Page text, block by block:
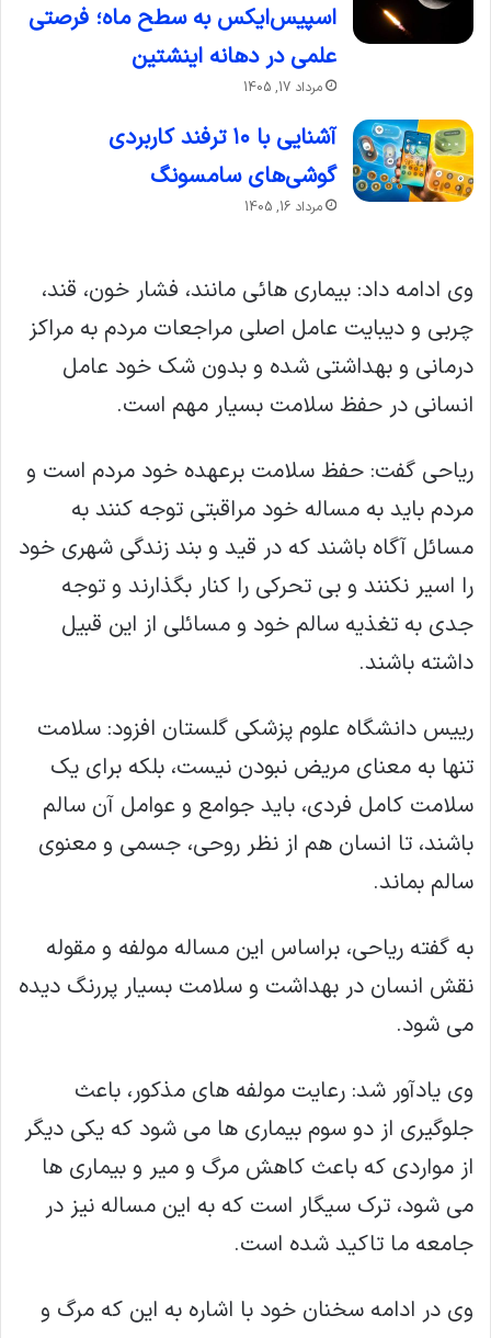
اسپیس‌ایکس به سطح ماه؛ فرصتی
علمی در دهانه اینشتین
مرداد 17, 1405
آشنایی با ۱۰ ترفند کاربردی
گوشی‌های سامسونگ
مرداد 16, 1405
وی ادامه داد: بیماری هائی مانند، فشار خون، قند،
چربی و دیبایت عامل اصلی مراجعات مردم به مراکز
درمانی و بهداشتی شده و بدون شک خود عامل
انسانی در حفظ سلامت بسیار مهم است.
ریاحی گفت: حفظ سلامت برعهده خود مردم است و
مردم باید به مساله خود مراقبتی توجه کنند به
مسائل آگاه باشند که در قید و بند زندگی شهری خود
را اسیر نکنند و بی تحرکی را کنار بگذارند و توجه
جدی به تغذیه سالم خود و مسائلی از این قبیل
داشته باشند.
رییس دانشگاه علوم پزشکی گلستان افزود: سلامت
تنها به معنای مریض نبودن نیست، بلکه برای یک
سلامت کامل فردی، باید جوامع و عوامل آن سالم
باشند، تا انسان هم از نظر روحی، جسمی و معنوی
سالم بماند.
به گفته ریاحی، براساس این مساله مولفه و مقوله
نقش انسان در بهداشت و سلامت بسیار پررنگ دیده
می شود.
وی یادآور شد: رعایت مولفه های مذکور، باعث
جلوگیری از دو سوم بیماری ها می شود که یکی دیگر
از مواردی که باعث کاهش مرگ و میر و بیماری ها
می شود، ترک سیگار است که به این مساله نیز در
جامعه ما تاکید شده است.
وی در ادامه سخنان خود با اشاره به این که مرگ و